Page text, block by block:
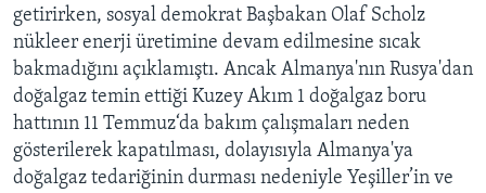
getirirken, sosyal demokrat Başbakan Olaf Scholz
nükleer enerji üretimine devam edilmesine sıcak
bakmadığını açıklamıştı. Ancak Almanya'nın Rusya'dan
doğalgaz temin ettiği Kuzey Akım 1 doğalgaz boru
hattının 11 Temmuz‘da bakım çalışmaları neden
gösterilerek kapatılması, dolayısıyla Almanya'ya
doğalgaz tedariğinin durması nedeniyle Yeşiller’in ve